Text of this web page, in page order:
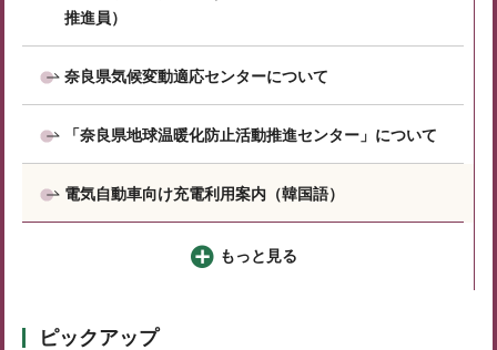
推進員）
奈良県気候変動適応センターについて
「奈良県地球温暖化防止活動推進センター」について
電気自動車向け充電利用案内（韓国語）
もっと見る
ピックアップ